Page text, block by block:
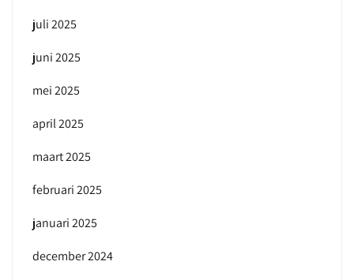
juli 2025
juni 2025
mei 2025
april 2025
maart 2025
februari 2025
januari 2025
december 2024